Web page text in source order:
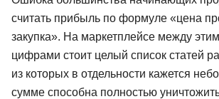
считать прибыль по формуле «цена
закупка». На маркетплейсе между
цифрами стоит целый список статей
из которых в отдельности кажется
сумме способна полностью